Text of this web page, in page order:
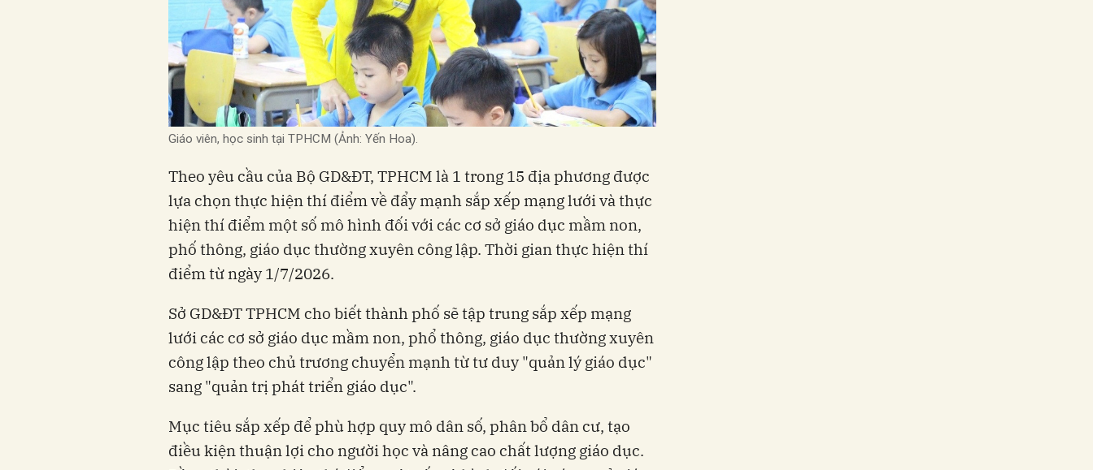
Giáo viên, học sinh tại TPHCM (Ảnh: Yến Hoa).
Theo yêu cầu của Bộ GD&ĐT, TPHCM là 1 trong 15 địa phương được
lựa chọn thực hiện thí điểm về đẩy mạnh sắp xếp mạng lưới và thực
hiện thí điểm một số mô hình đối với các cơ sở giáo dục mầm non,
phố thông, giáo dục thường xuyên công lập. Thời gian thực hiện thí
điểm từ ngày 1/7/2026.
Sở GD&ĐT TPHCM cho biết thành phố sẽ tập trung sắp xếp mạng
lưới các cơ sở giáo dục mầm non, phổ thông, giáo dục thường xuyên
công lập theo chủ trương chuyển mạnh từ tư duy "quản lý giáo dục"
sang "quản trị phát triển giáo dục".
Mục tiêu sắp xếp để phù hợp quy mô dân số, phân bổ dân cư, tạo
điều kiện thuận lợi cho người học và nâng cao chất lượng giáo dục.